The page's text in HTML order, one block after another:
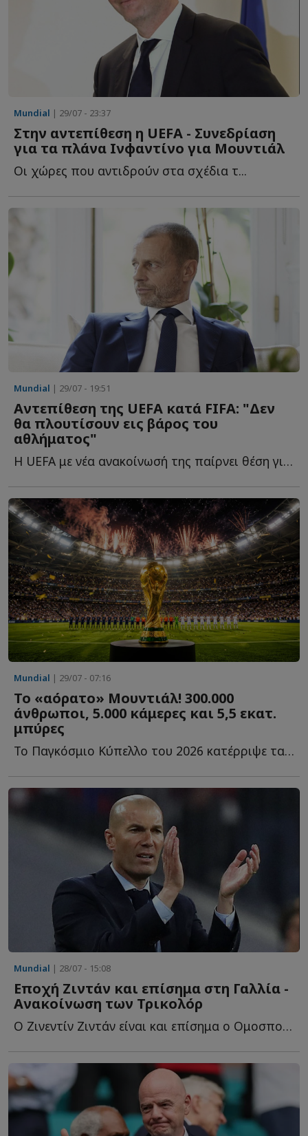
Mundial | 29/07 - 23:37
Στην αντεπίθεση η UEFA - Συνεδρίαση
για τα πλάνα Ινφαντίνο για Μουντιάλ
Οι χώρες που αντιδρούν στα σχέδια τ...
Mundial | 29/07 - 19:51
Αντεπίθεση της UEFA κατά FIFA: "Δεν
θα πλουτίσουν εις βάρος του
αθλήματος"
Η UEFA με νέα ανακοίνωσή της παίρνει θέση για τη διορία π...
Mundial | 29/07 - 07:16
Το «αόρατο» Μουντιάλ! 300.000
άνθρωποι, 5.000 κάμερες και 5,5 εκατ.
μπύρες
Το Παγκόσμιο Κύπελλο του 2026 κατέρριψε τα όρια του ποδοσφαίρου κ...
Mundial | 28/07 - 15:08
Εποχή Ζιντάν και επίσημα στη Γαλλία -
Ανακοίνωση των Τρικολόρ
Ο Ζινεντίν Ζιντάν είναι και επίσημα ο Ομοσπονδιακός π...